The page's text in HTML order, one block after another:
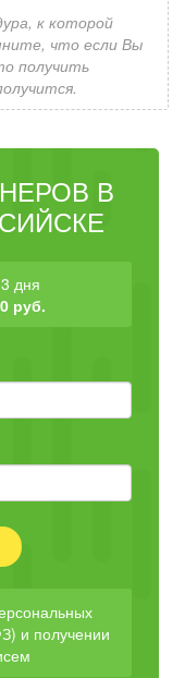
к которой
что если Вы
получить
В
дня
руб.
и получении